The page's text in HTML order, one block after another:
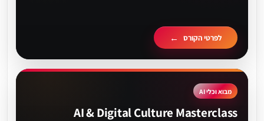
לפרטי הקורס
מבוא וכלי AI
AI & Digital Culture Masterclass